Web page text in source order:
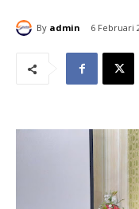
By admin 6 Februari